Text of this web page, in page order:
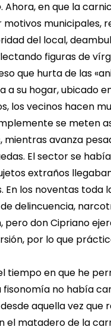
Ahora, en que la
municipales,
del local,
figuras de
que hurta de las
a su hogar, ubicado
los vecinos hacen
se meten
mientras avanza
El sector se
extraños
En los noventas toda
delincuencia,
pero don Cipriano
por lo que
tiempo en que he
fisonomía no había
aquella vez que
el matadero de la